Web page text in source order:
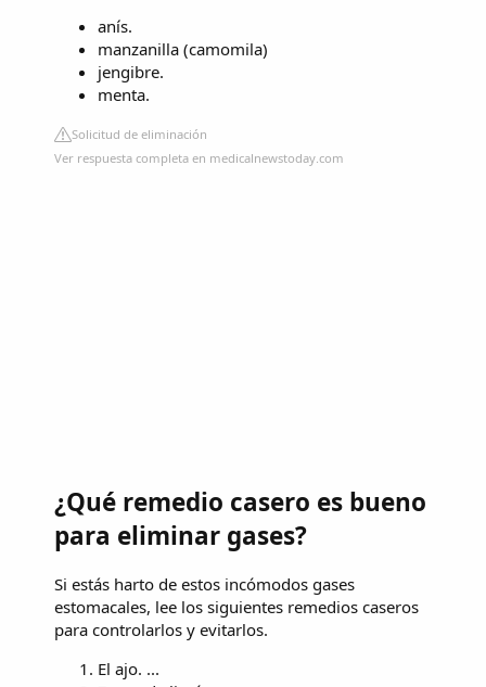
anís.
manzanilla (camomila)
jengibre.
menta.
Solicitud de eliminación
Ver respuesta completa en medicalnewstoday.com
¿Qué remedio casero es bueno
para eliminar gases?
Si estás harto de estos incómodos gases
estomacales, lee los siguientes remedios caseros
para controlarlos y evitarlos.
El ajo. ...